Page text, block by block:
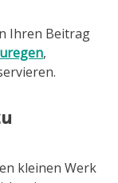
Ihren Beitrag
,
kleinen Werk